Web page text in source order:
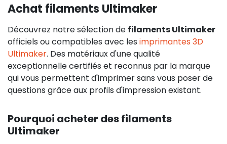
Achat filaments Ultimaker
Découvrez notre sélection de filaments Ultimaker
officiels ou compatibles avec les imprimantes 3D
Ultimaker. Des matériaux d'une qualité
exceptionnelle certifiés et reconnus par la marque
qui vous permettent d'imprimer sans vous poser de
questions grâce aux profils d'impression existant.
Pourquoi acheter des filaments
Ultimaker